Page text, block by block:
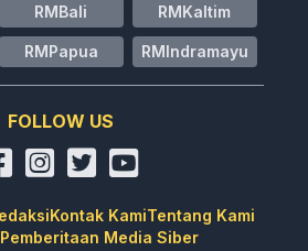
RMBali RMKaltim
RMPapua RMIndramayu
FOLLOW US
Kontak KamiTentang Kami
Media Siber